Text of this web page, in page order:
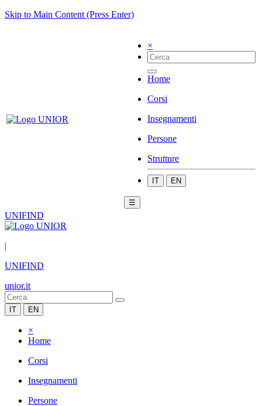
Skip to Main Content (Press Enter)
×
Home
Corsi
Insegnamenti
Persone
Strutture
IT EN
☰
UNIFIND
|
UNIFIND
unior.it
IT EN
×
Home
Corsi
Insegnamenti
Persone